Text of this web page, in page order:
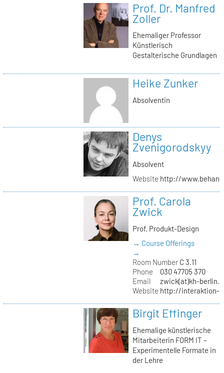
Prof. Dr. Manfred
Zoller
Ehemaliger Professor
Künstlerisch
Gestalterische Grundlagen
Heike Zunker
Absolventin
Denys
Zvenigorodskyy
Absolvent
Website http://
Prof. Carola
Zwick
Prof. Produkt-Design
→ Course Offerings
→
Room NumberC 3.11
Phone
030 47705 370
Email
zwick(at)kh-
Website http://interaktion-
Birgit Effinger
Ehemalige künstlerische
Mitarbeiterin FORM IT –
Experimentelle Formate in
der Lehre